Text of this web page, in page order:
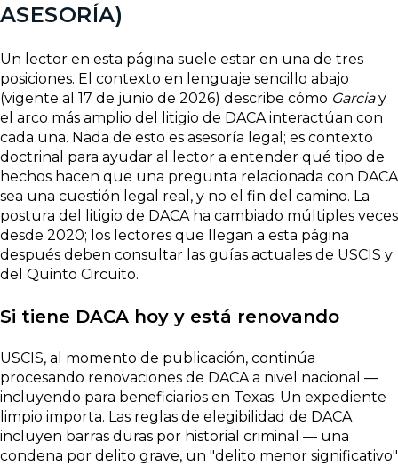
ASESORÍA)
Un lector en esta página suele estar en una de tres
posiciones. El contexto en lenguaje sencillo abajo
(vigente al 17 de junio de 2026) describe cómo Garciay
el arco más amplio del litigio de DACA interactúan con
cada una. Nada de esto es asesoría legal; es contexto
doctrinal para ayudar al lector a entender qué tipo de
hechos hacen que una pregunta relacionada con DACA
sea una cuestión legal real, y no el fin del camino. La
postura del litigio de DACA ha cambiado múltiples veces
desde 2020; los lectores que llegan a esta página
después deben consultar las guías actuales de USCIS y
del Quinto Circuito.
Si tiene DACA hoy y está renovando
USCIS, al momento de publicación, continúa
procesando renovaciones de DACA a nivel nacional —
incluyendo para beneficiarios en Texas. Un expediente
limpio importa. Las reglas de elegibilidad de DACA
incluyen barras duras por historial criminal — una
condena por delito grave, un "delito menor significativo"